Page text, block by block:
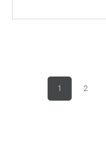
1 2